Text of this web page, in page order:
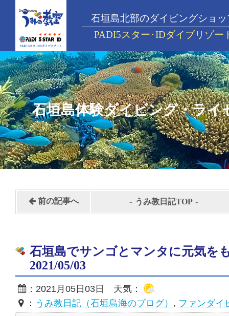
石垣島北部のダイビングショッ
PADI5スター･IDダイブリゾー
石垣島体験ダイビング・ライ
前の記事へ - うみ教日記TOP -
石垣島でサンゴとマンタに元気
2021/05/03
：2021月05日03日 天気：
： うみ教日記（石垣島海のブログ） , ファンダイ